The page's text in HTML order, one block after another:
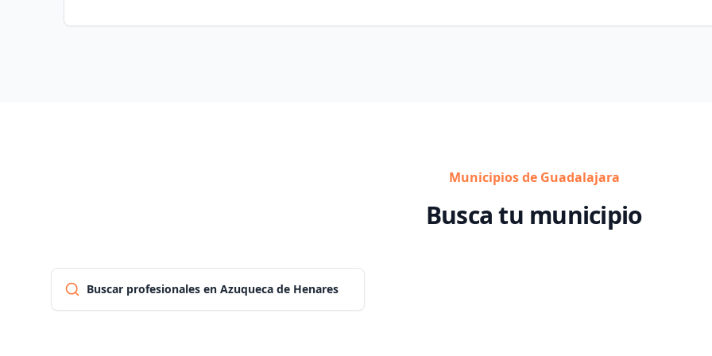
Municipios de Guadalajara
Busca tu municipio
Buscar profesionales en Azuqueca de Henares